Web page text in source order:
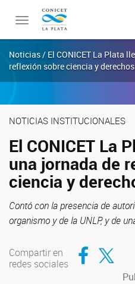
Toggle
navigation
Noticias / El CONICET La Plata
reflexión sobre ciencia y
NOTICIAS INSTITUCIONALES
El CONICET La
una jornada de
ciencia y
Contó con la presencia de
organismo y de la UNLP, y de
Compartir en
redes sociales
Compartir en
Compartir en